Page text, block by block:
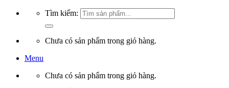
Tìm kiếm:
Chưa có sản phẩm trong giỏ hàng.
Menu
Chưa có sản phẩm trong giỏ hàng.